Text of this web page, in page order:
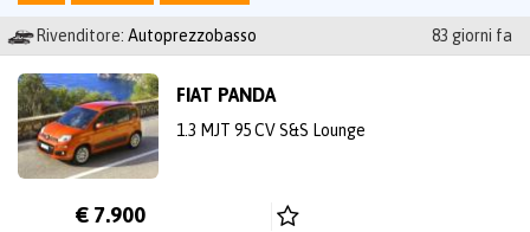
Rivenditore: Autoprezzobasso 83 giorni fa
FIAT PANDA
1.3 MJT 95 CV S&S Lounge
€ 7.900